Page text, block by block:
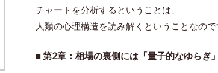
チャートを分析するということは、
人類の心理構造を読み解くということなので
■ 第2章：相場の裏側には「量子的なゆらぎ